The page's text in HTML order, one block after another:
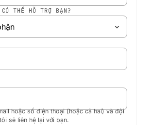
THỂ HỖ TRỢ BẠN?
hoặc số điện thoại (hoặc cả hai) và đội
sẽ liên hệ lại với bạn.